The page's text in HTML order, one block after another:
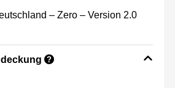
– Zero – Version 2.0
?